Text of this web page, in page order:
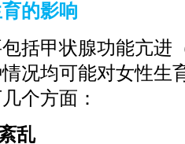
的影响
括甲状腺功能亢进
况均可能对女性生
个方面：
乱